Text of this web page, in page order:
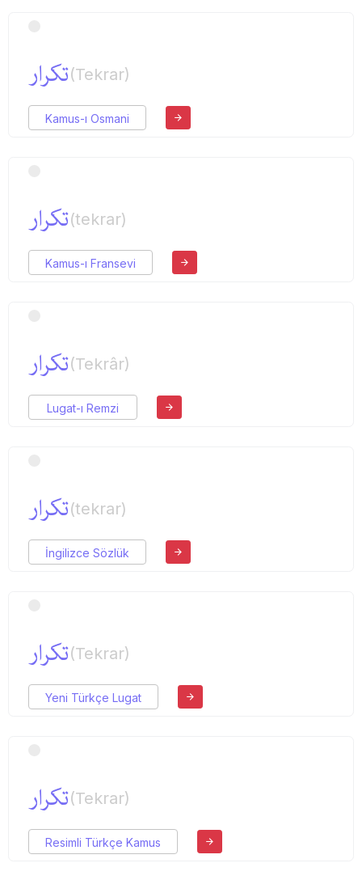
تكرار(Tekrar)
Kamus-ı Osmani
تكرار(tekrar)
Kamus-ı Fransevi
تكرار(Tekrâr)
Lugat-ı Remzi
تكرار(tekrar)
İngilizce Sözlük
تكرار(Tekrar)
Yeni Türkçe Lugat
تكرار(Tekrar)
Resimli Türkçe Kamus